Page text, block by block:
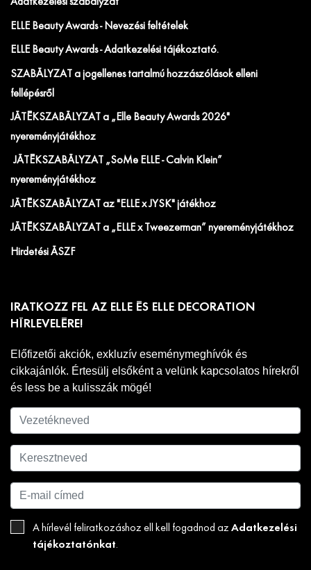
Adatkezelési szabályzat
ELLE Beauty Awards - Nevezési feltételek
ELLE Beauty Awards - Adatkezelési tájékoztató.
SZABÁLYZAT a jogellenes tartalmú hozzászólások elleni
fellépésről
JÁTÉKSZABÁLYZAT a „Elle Beauty Awards 2026"
nyereményjátékhoz
JÁTÉKSZABÁLYZAT „SoMe ELLE - Calvin Klein”
nyereményjátékhoz
JÁTÉKSZABÁLYZAT az "ELLE x JYSK" játékhoz
JÁTÉKSZABÁLYZAT a „ELLE x Tweezerman” nyereményjátékhoz
Hirdetési ÁSZF
IRATKOZZ FEL AZ ELLE ÉS ELLE DECORATION
HÍRLEVELÉRE!
Előfizetői akciók, exkluzív eseménymeghívók és
cikkajánlók. Értesülj elsőként a velünk kapcsolatos hírekről
és less be a kulisszák mögé!
A hírlevél feliratkozáshoz ell kell fogadnod az Adatkezelési
tájékoztatónkat.